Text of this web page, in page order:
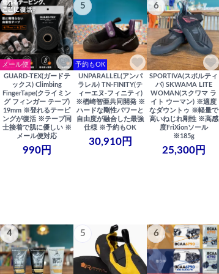
4
メール便
GUARD-TEX(ガードテ
ックス) Climbing
FingerTape(クライミン
グ フィンガー テープ)
19mm ※登れるテーピ
ングが復活 ※テープ同
士接着で肌に優しい ※
メール便対応
990円
5
予約もOK
UNPARALLEL(アンパ
ラレル) TN-FINITY(テ
ィーエヌ-フィニティ)
※楢崎智亜共同開発 ※
ハードな剛性パワーと
自由度が融合した最強
仕様 ※予約もOK
30,910円
6
SPORTIVA(スポルティ
バ) SKWAMA LITE
WOMAN(スクワマ ラ
イト ウーマン) ※適度
なダウントゥ ※軽量で
高いねじれ剛性 ※高感
度FriXionソール
※185g
25,300円
4 5 6